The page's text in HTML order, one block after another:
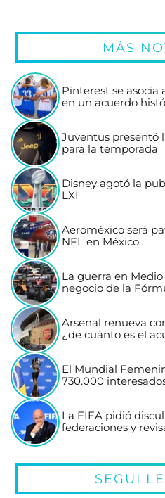
MÁS
Pinterest se
en un acuerdo
Juventus presentó
para la temporada
Disney agotó la
LXI
Aeroméxico será
NFL en México
La guerra en
negocio de la
Arsenal renueva
¿de cuánto es el
El Mundial
730.000
La FIFA pidió
federaciones y
SEGUÍ